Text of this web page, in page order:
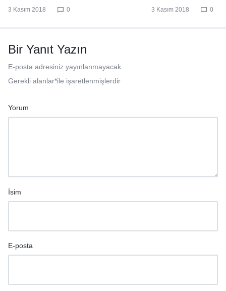
3 Kasım 2018 0 3 Kasım 2018 0
Bir Yanıt Yazın
E-posta adresiniz yayınlanmayacak.
Gerekli alanlar*ile işaretlenmişlerdir
Yorum
İsim
E-posta